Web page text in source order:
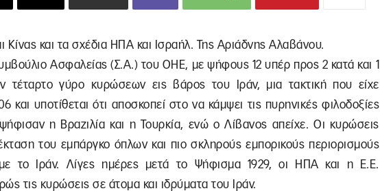
Κίνας και τα σχέδια ΗΠΑ και Ισραήλ. Της Αριάδνης Αλαβάνου.
Ασφαλείας (Σ.Α.) του ΟΗΕ, με ψήφους 12 υπέρ προς 2 κατά και 1
τέταρτο γύρο κυρώσεων εις βάρος του Ιράν, μια τακτική που είχε
και υποτίθεται ότι αποσκοπεί στο να κάμψει τις πυρηνικές φιλοδοξίες
η Βραζιλία και η Τουρκία, ενώ ο Λίβανος απείχε. Οι κυρώσεις
του εμπάργκο όπλων και πιο σκληρούς εμπορικούς περιορισμούς
το Ιράν. Λίγες ημέρες μετά το Ψήφισμα 1929, οι ΗΠΑ και η Ε.Ε.
τις κυρώσεις σε άτομα και ιδρύματα του Ιράν.